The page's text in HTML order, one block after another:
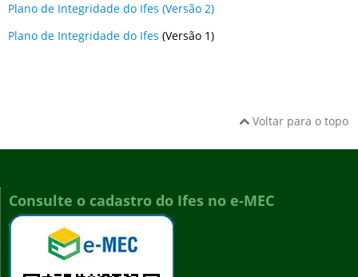
Plano de Integridade do Ifes (Versão 2)
Plano de Integridade do Ifes (Versão 1)
Voltar para o topo
Consulte o cadastro do Ifes no e-MEC